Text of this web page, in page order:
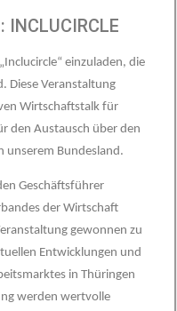
einzuladen, die
Diese Veranstaltung
Wirtschaftstalk für
den Austausch über den
unserem Bundesland.
Geschäftsführer
der Wirtschaft
gewonnen zu
Entwicklungen und
in Thüringen
werden wertvolle